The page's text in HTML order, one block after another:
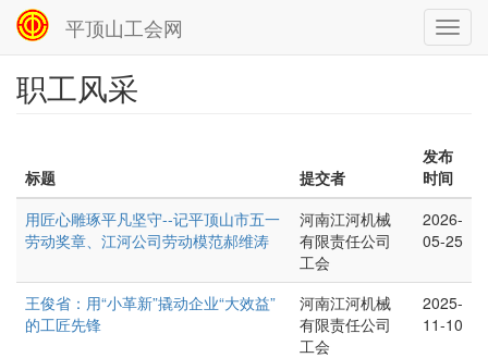
平顶山工会网
职工风采
标题 提交者
发布
时间
用匠心雕琢平凡坚守--记平顶山市五一
劳动奖章、江河公司劳动模范郝维涛
河南江河机械
有限责任公司
工会
2026-
05-25
王俊省：用“小革新”撬动企业“大效益”
的工匠先锋‌
河南江河机械
有限责任公司
工会
2025-
11-10